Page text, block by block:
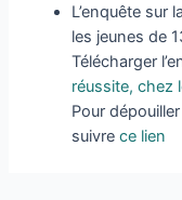
L’enquête sur
les jeunes de
Télécharger
réussite, chez
Pour
suivrece lien